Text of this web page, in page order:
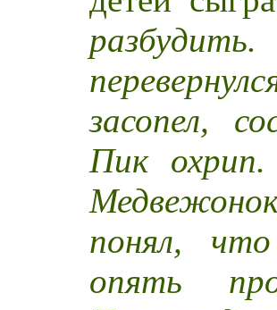
засопел,
Пик охрип.
понял,
опять